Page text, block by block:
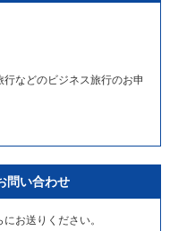
などのビジネス旅行のお申
問い合わせ
お送りください。